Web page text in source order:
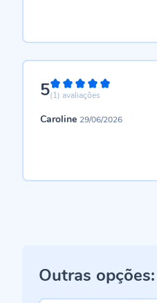
5100%
(1) avaliações
Caroline 29/06/2026
Outras opções: